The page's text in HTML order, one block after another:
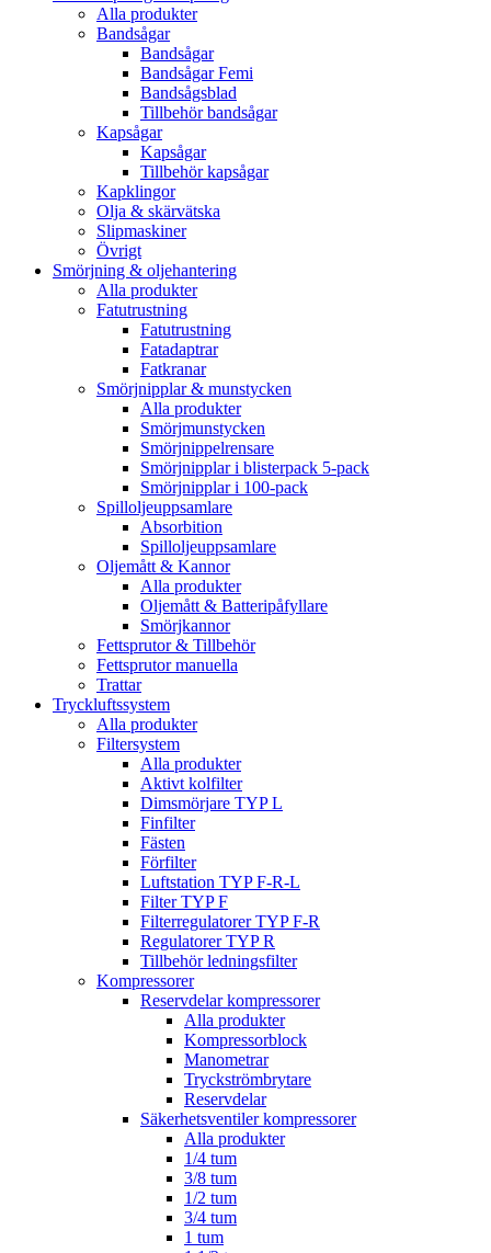
Alla produkter
Bandsågar
Bandsågar
Bandsågar Femi
Bandsågsblad
Tillbehör bandsågar
Kapsågar
Kapsågar
Tillbehör kapsågar
Kapklingor
Olja & skärvätska
Slipmaskiner
Övrigt
Smörjning & oljehantering
Alla produkter
Fatutrustning
Fatutrustning
Fatadaptrar
Fatkranar
Smörjnipplar & munstycken
Alla produkter
Smörjmunstycken
Smörjnippelrensare
Smörjnipplar i blisterpack 5-pack
Smörjnipplar i 100-pack
Spilloljeuppsamlare
Absorbition
Spilloljeuppsamlare
Oljemått & Kannor
Alla produkter
Oljemått & Batteripåfyllare
Smörjkannor
Fettsprutor & Tillbehör
Fettsprutor manuella
Trattar
Tryckluftssystem
Alla produkter
Filtersystem
Alla produkter
Aktivt kolfilter
Dimsmörjare TYP L
Finfilter
Fästen
Förfilter
Luftstation TYP F-R-L
Filter TYP F
Filterregulatorer TYP F-R
Regulatorer TYP R
Tillbehör ledningsfilter
Kompressorer
Reservdelar kompressorer
Alla produkter
Kompressorblock
Manometrar
Tryckströmbrytare
Reservdelar
Säkerhetsventiler kompressorer
Alla produkter
1/4 tum
3/8 tum
1/2 tum
3/4 tum
1 tum